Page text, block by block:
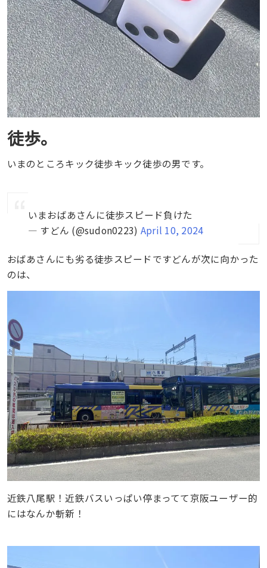
徒歩。
いまのところキック徒歩キック徒歩の男です。
いまおばあさんに徒歩スピード負けた
— すどん (@sudon0223) April 10, 2024
おばあさんにも劣る徒歩スピードですどんが次に向かった
のは、
近鉄八尾駅！近鉄バスいっぱい停まってて京阪ユーザー的
にはなんか斬新！